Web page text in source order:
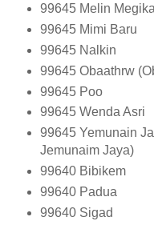
99645 Melin
99645 Mimi Baru
99645 Nalkin
99645 Obaathrw
99645 Poo
99645 Wenda Asri
99645 Yemunain
Jemunaim Jaya)
99640 Bibikem
99640 Padua
99640 Sigad